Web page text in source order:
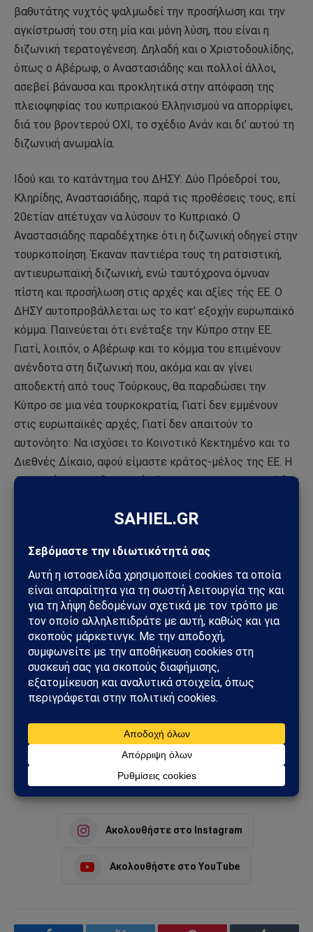
βαθυτάτης νυχτός ψαλμωδεί την προσήλωση και την
αγκίστρωσή του στη μία και μόνη λύση, που είναι η
διζωνική τερατογένεση. Δηλαδή και ο Χριστοδουλίδης,
όπως ο Αβέρωφ, ο Αναστασιάδης και πολλοί άλλοι,
ασεβεί βάναυσα και προκλητικά στην απόφαση της
πλειοψηφίας του κυπριακού Ελληνισμού να απορρίψει,
διά του βροντερού ΟΧΙ, το σχέδιο Ανάν και δι’ αυτού τη
διζωνική ανωμαλία.
Ιδού και το κατάντημα του ΔΗΣΥ: Δύο Πρόεδροί του,
Κληρίδης, Αναστασιάδης, παρά τις προθέσεις τους, επί
20ετίαν απέτυχαν να λύσουν το Κυπριακό. Ο
Αναστασιάδης παραδέχτηκε ότι η διζωνική οδηγεί στην
τουρκοποίηση. Έκαναν παντιέρα τους τη ρατσιστική,
αντιευρωπαϊκή διζωνική, ενώ ταυτόχρονα όμνυαν
πίστη και προσήλωση στις αρχές και αξίες τής ΕΕ. Ο
ΔΗΣΥ αυτοπροβάλλεται ως το κατ’ εξοχήν ευρωπαϊκό
κόμμα. Παινεύεται ότι ενέταξε την Κύπρο στην ΕΕ.
Γιατί, λοιπόν, ο Αβέρωφ και το κόμμα του επιμένουν
ανένδοτα στη διζωνική που, ακόμα και αν γίνει
αποδεκτή από τους Τούρκους, θα παραδώσει την
Κύπρο σε μια νέα τουρκοκρατία; Γιατί δεν εμμένουν
στις ευρωπαϊκές αρχές; Γιατί δεν απαιτούν το
αυτονόητο: Να ισχύσει το Κοινοτικό Κεκτημένο και το
Διεθνές Δίκαιο, αφού είμαστε κράτος-μέλος της ΕΕ. Η
Αναν-ική, τουρκοδιζωνική γάγγραινα του Κυπριακού δεν
Πηγή:simerini.sigmalive.com
Ακολούθησε το Sahiel στο Google News
Πρόσθεσε το Sahiel ως προτιμώμενη πηγή για να λαμβάνεις
πρώτος τις σημαντικότερες ειδήσεις και αναλύσεις.
Add as a preferred source
ΔΗΣΥ Κληρίδης
τσουνάμια του Αβέρωφ
Ακολουθήστε στο Instagram
Ακολουθήστε στο YouTube